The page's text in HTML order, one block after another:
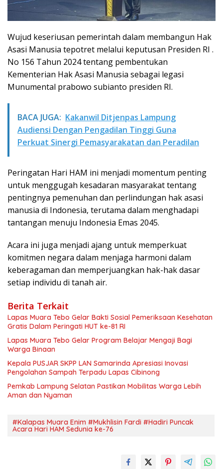
Wujud keseriusan pemerintah dalam membangun Hak
Asasi Manusia tepotret melalui keputusan Presiden RI .
No 156 Tahun 2024 tentang pembentukan
Kementerian Hak Asasi Manusia sebagai legasi
Munumental prabowo subianto presiden RI.
BACA JUGA: Kakanwil Ditjenpas Lampung
Audiensi Dengan Pengadilan Tinggi Guna
Perkuat Sinergi Pemasyarakatan dan Peradilan
Peringatan Hari HAM ini menjadi momentum penting
untuk menggugah kesadaran masyarakat tentang
pentingnya pemenuhan dan perlindungan hak asasi
manusia di Indonesia, terutama dalam menghadapi
tantangan menuju Indonesia Emas 2045.
Acara ini juga menjadi ajang untuk memperkuat
komitmen negara dalam menjaga harmoni dalam
keberagaman dan memperjuangkan hak-hak dasar
setiap individu di tanah air.
Berita Terkait
Lapas Muara Tebo Gelar Bakti Sosial Pemeriksaan Kesehatan
Gratis Dalam Peringati HUT ke-81 RI
Lapas Muara Tebo Gelar Program Belajar Mengaji Bagi
Warga Binaan
Kepala PUSJAR SKPP LAN Samarinda Apresiasi Inovasi
Pengolahan Sampah Terpadu Lapas Cibinong
Pemkab Lampung Selatan Pastikan Mobilitas Warga Lebih
Aman dan Nyaman
#Kalapas Muara Enim #Mukhlisin Fardi #Hadiri Puncak
Acara Hari HAM Sedunia ke-76